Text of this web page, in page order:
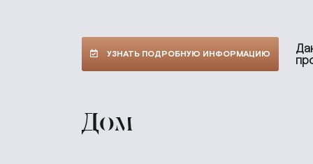
УЗНАТЬ ПОДРОБНУЮ ИНФОРМАЦИЮ
Дом